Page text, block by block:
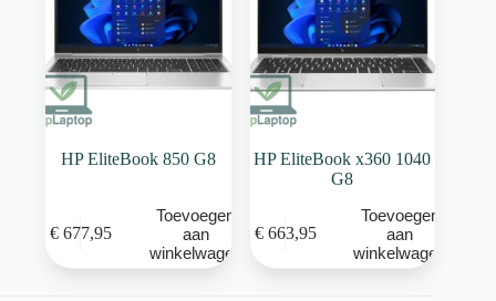
productpagina
HP EliteBook 850 G8
€677,95
Toevoegen
aan
winkelwagen
HP EliteBook x360 1040
G8
€663,95
Toevoegen
aan
winkelwagen